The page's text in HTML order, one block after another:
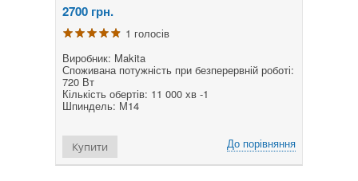
2700 грн.
1 голосів
Виробник: Makita
Споживана потужність при безперервній роботі:
720 Вт
Кількість обертів: 11 000 хв -1
Шпиндель: М14
До порівняння
Купити